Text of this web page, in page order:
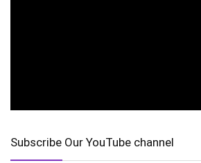
Subscribe Our YouTube channel